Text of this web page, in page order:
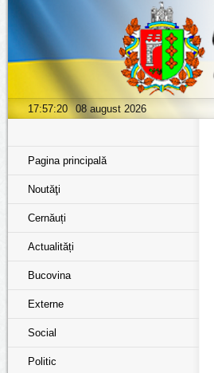
17:57:21 08 august 2026
Pagina principală
Noutăţi
Cernăuți
Actualități
Bucovina
Externe
Social
Politic